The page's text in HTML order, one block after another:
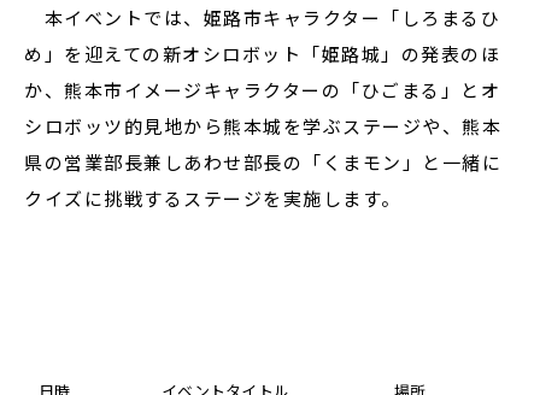
本イベントでは、姫路市キャラクター「しろまるひ
め」を迎えての新オシロボット「姫路城」の発表のほ
か、熊本市イメージキャラクターの「ひごまる」とオ
シロボッツ的見地から熊本城を学ぶステージや、熊本
県の営業部長兼しあわせ部長の「くまモン」と一緒に
クイズに挑戦するステージを実施します。